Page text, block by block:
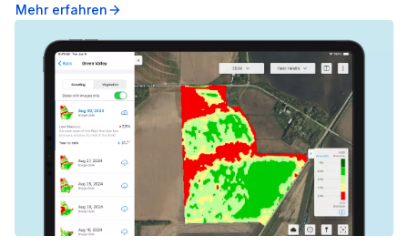
Mehr erfahrenarrow_forward